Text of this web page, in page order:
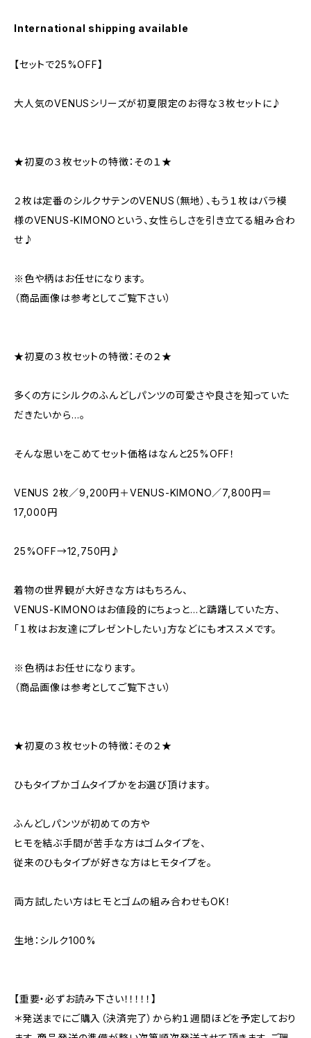
International shipping available
【セットで25%OFF】
大人気のVENUSシリーズが初夏限定のお得な３枚セットに♪
★初夏の３枚セットの特徴：その１★
２枚は定番のシルクサテンのVENUS（無地）、もう１枚はバラ模
様のVENUS-KIMONOという、女性らしさを引き立てる組み合わ
せ♪
※色や柄はお任せになります。
（商品画像は参考としてご覧下さい）
★初夏の３枚セットの特徴：その２★
多くの方にシルクのふんどしパンツの可愛さや良さを知っていた
だきたいから…。
そんな思いをこめてセット価格はなんと25%OFF！
VENUS 2枚／9,200円＋VENUS-KIMONO／7,800円＝
17,000円
25%OFF→12,750円♪
着物の世界観が大好きな方はもちろん、
VENUS-KIMONOはお値段的にちょっと…と躊躇していた方、
「１枚はお友達にプレゼントしたい」方などにもオススメです。
※色柄はお任せになります。
（商品画像は参考としてご覧下さい）
★初夏の３枚セットの特徴：その２★
ひもタイプかゴムタイプかをお選び頂けます。
ふんどしパンツが初めての方や
ヒモを結ぶ手間が苦手な方はゴムタイプを、
従来のひもタイプが好きな方はヒモタイプを。
両方試したい方はヒモとゴムの組み合わせもOK！
生地：シルク100%
【重要・必ずお読み下さい！！！！！】
＊発送までにご購入（決済完了）から約１週間ほどを予定しており